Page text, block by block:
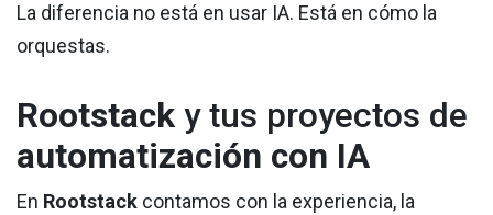
La diferencia no está en usar IA. Está en cómo la
orquestas.
Rootstacky tus proyectos de
automatización con IA
En Rootstack contamos con la experiencia, la